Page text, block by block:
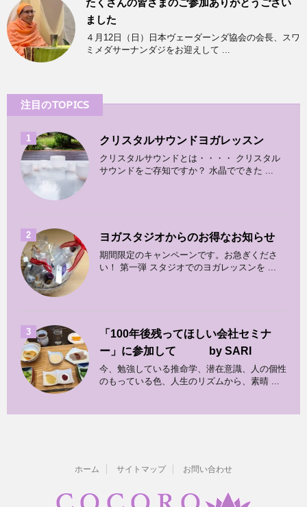
ました
４月12日（日）日本ヴェーダーンダ協会の会長、スワ
ミメダサーナンダジをお迎えして ...
注目のTOPICS
1 クリスタルサウンドヨガレッスン
クリスタルサウンドとは・・・・ クリスタル
サウンドをご存知ですか？ 水晶でできた ...
2 ヨガスタジオからのお得なお知らせ
期間限定のキャンペーンです。お急ぎくださ
い！ 第一弾 スタジオでのヨガレッスンを ...
3
「100年後残ってほしい会社セミナ
ー」に参加して by SARI
今、勉強している推命学、潜在意識、人の個性
のもっている色、人生のリズムから、素晴 ...
ホーム サイトマップ お問い合わせ